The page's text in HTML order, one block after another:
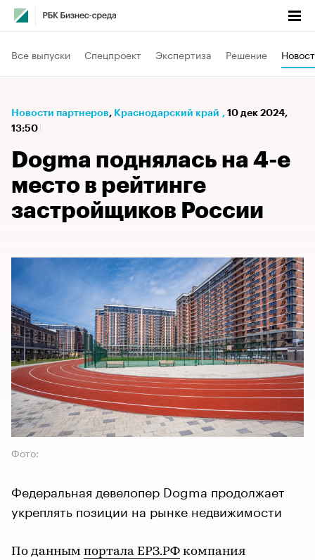
Все выпуски Спецпроект Экспертиза Решение
Новости партнеров⁠, Краснодарский край , 10 дек 2024,
13:50
Dogma поднялась на 4-е
место в рейтинге
застройщиков России
Фото:
Федеральная девелопер Dogma продолжает
укреплять позиции на рынке недвижимости
По данным портала ЕРЗ.РФ компания